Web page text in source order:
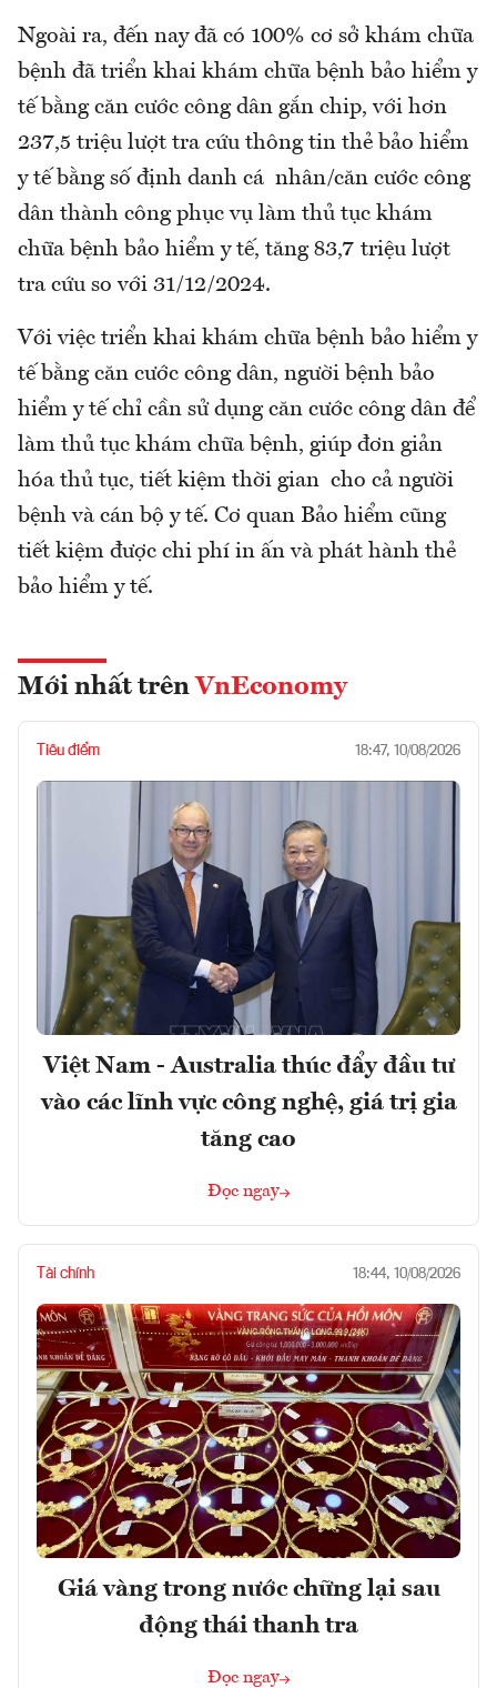
Ngoài ra, đến nay đã có 100% cơ sở khám chữa
bệnh đã triển khai khám chữa bệnh bảo hiểm y
tế bằng căn cước công dân gắn chip, với hơn
237,5 triệu lượt tra cứu thông tin thẻ bảo hiểm
y tế bằng số định danh cá nhân/căn cước công
dân thành công phục vụ làm thủ tục khám
chữa bệnh bảo hiểm y tế, tăng 83,7 triệu lượt
tra cứu so với 31/12/2024.
Với việc triển khai khám chữa bệnh bảo hiểm y
tế bằng căn cước công dân, người bệnh bảo
hiểm y tế chỉ cần sử dụng căn cước công dân để
làm thủ tục khám chữa bệnh, giúp đơn giản
hóa thủ tục, tiết kiệm thời gian cho cả người
bệnh và cán bộ y tế. Cơ quan Bảo hiểm cũng
tiết kiệm được chi phí in ấn và phát hành thẻ
bảo hiểm y tế.
Mới nhất trên VnEconomy
Tiêu điểm 18:47, 10/08/2026
Việt Nam - Australia thúc đẩy đầu tư
vào các lĩnh vực công nghệ, giá trị gia
tăng cao
Đọc ngay
Tài chính 18:44, 10/08/2026
Giá vàng trong nước chững lại sau
động thái thanh tra
Đọc ngay